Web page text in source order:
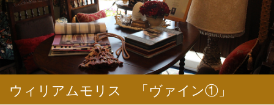
ウィリアムモリス 「ヴァイン①」